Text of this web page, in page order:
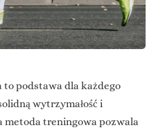
podstawa dla każdego
wytrzymałość i
metoda treningowa pozwala